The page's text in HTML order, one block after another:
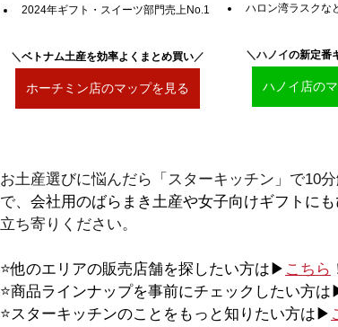
2024年ギフト・スイーツ部門売上No.1
＼ ベトナム土産を効率よくまとめ買い ／
ホーチミン店のマップを見る
ハロン湾ラスクな
＼ハノイの新定番
ハノイ店の
お土産選びに悩んだら「スターキッチン」で10
で、 会社用のばらまき土産や女子向けギフトにも
立ち寄りください。
⭐️他のエリアの販売店舗を探したい方は▶ こちら
⭐️商品ラインナップを事前にチェックしたい方は
⭐️スターキッチンのことをもっと知りたい方は▶